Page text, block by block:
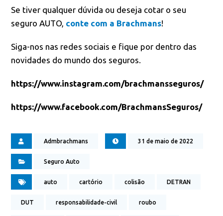
Se tiver qualquer dúvida ou deseja cotar o seu
seguro AUTO, conte com a Brachmans!
Siga-nos nas redes sociais e fique por dentro das
novidades do mundo dos seguros.
https://www.instagram.com/brachmansseguros/
https://www.facebook.com/BrachmansSeguros/
Admbrachmans 31 de maio de 2022
Seguro Auto
auto cartório colisão DETRAN
DUT responsabilidade-civil roubo